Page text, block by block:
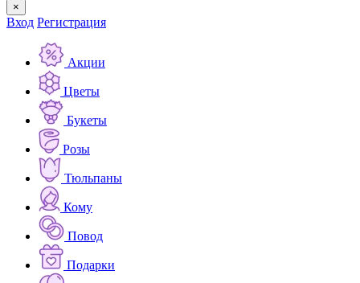
×
Вход Регистрация
Акции
Цветы
Букеты
Розы
Тюльпаны
Кому
Повод
Подарки